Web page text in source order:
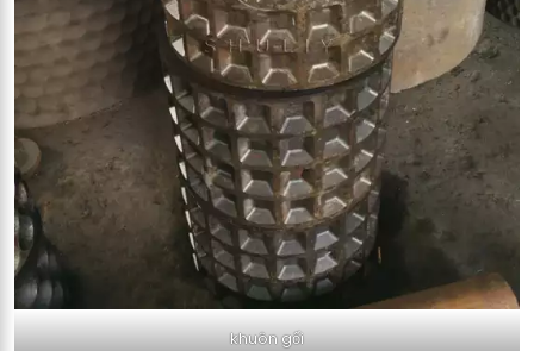
khuôn gối